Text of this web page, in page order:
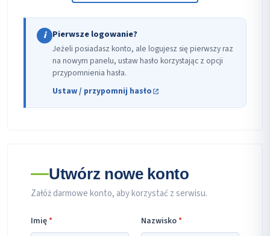
i Pierwsze logowanie?
Jeżeli posiadasz konto, ale logujesz się pierwszy raz
na nowym panelu, ustaw hasło korzystając z opcji
przypomnienia hasła.
Ustaw / przypomnij hasło
Utwórz nowe konto
Załóż darmowe konto, aby korzystać z serwisu.
Imię* Nazwisko*